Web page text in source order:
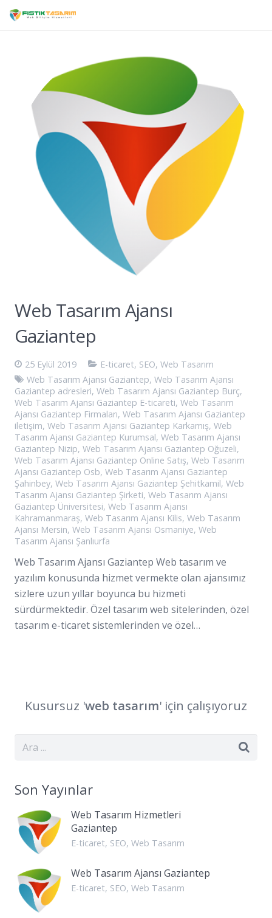
Web Tasarım Ajansı
Gaziantep
25 Eylül 2019 E-ticaret, SEO, Web Tasarım
Web Tasarım Ajansı Gaziantep, Web Tasarım Ajansı
Gaziantep adresleri, Web Tasarım Ajansı Gaziantep Burç,
Web Tasarım Ajansı Gaziantep E-ticareti, Web Tasarım
Ajansı Gaziantep Firmaları, Web Tasarım Ajansı Gaziantep
iletişim, Web Tasarım Ajansı Gaziantep Karkamış, Web
Tasarım Ajansı Gaziantep Kurumsal, Web Tasarım Ajansı
Gaziantep Nizip, Web Tasarım Ajansı Gaziantep Oğuzeli,
Web Tasarım Ajansı Gaziantep Online Satış, Web Tasarım
Ajansı Gaziantep Osb, Web Tasarım Ajansı Gaziantep
Şahinbey, Web Tasarım Ajansı Gaziantep Şehitkamil, Web
Tasarım Ajansı Gaziantep Şirketi, Web Tasarım Ajansı
Gaziantep Üniversitesi, Web Tasarım Ajansı
Kahramanmaraş, Web Tasarım Ajansı Kilis, Web Tasarım
Ajansı Mersin, Web Tasarım Ajansı Osmaniye, Web
Tasarım Ajansı Şanlıurfa
Web Tasarım Ajansı Gaziantep Web tasarım ve
yazılım konusunda hizmet vermekte olan ajansımız
sizlere uzun yıllar boyunca bu hizmeti
sürdürmektedir. Özel tasarım web sitelerinden, özel
tasarım e-ticaret sistemlerinden ve özel…
Kusursuz 'web tasarım' için çalışıyoruz
Son Yayınlar
Web Tasarım Hizmetleri
Gaziantep
E-ticaret, SEO, Web Tasarım
Web Tasarım Ajansı Gaziantep
E-ticaret, SEO, Web Tasarım